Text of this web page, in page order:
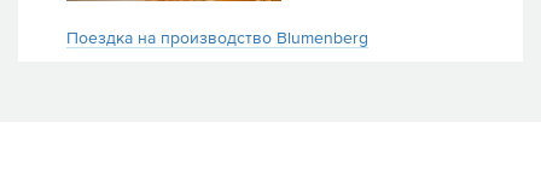
Поездка на производство Blumenberg